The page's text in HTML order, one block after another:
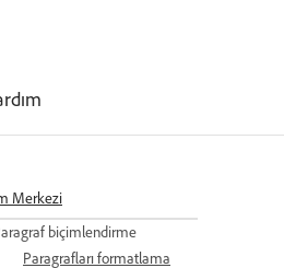
Merkezi
izleme
Glifler ve özel karakterler
biçimlendirme
Paragrafları formatlama